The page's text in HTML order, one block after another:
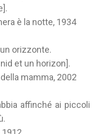
è la notte, 1934
orizzonte.
et un horizon].
mamma, 2002
affinché ai piccoli